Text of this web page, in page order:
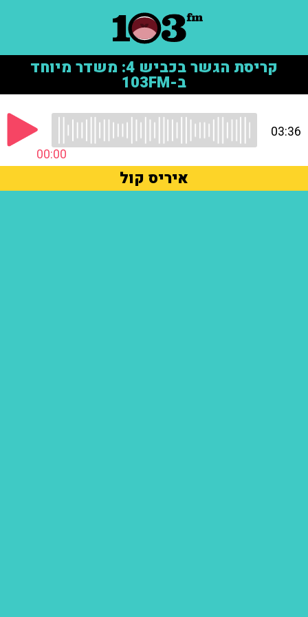
קריסת הגשר בכביש 4: משדר מיוחד
ב-103FM
00:00
03:36
איריס קול